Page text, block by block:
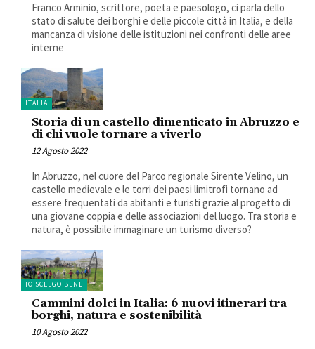
Franco Arminio, scrittore, poeta e paesologo, ci parla dello
stato di salute dei borghi e delle piccole città in Italia, e della
mancanza di visione delle istituzioni nei confronti delle aree
interne
ITALIA
Storia di un castello dimenticato in Abruzzo e
di chi vuole tornare a viverlo
12 Agosto 2022
In Abruzzo, nel cuore del Parco regionale Sirente Velino, un
castello medievale e le torri dei paesi limitrofi tornano ad
essere frequentati da abitanti e turisti grazie al progetto di
una giovane coppia e delle associazioni del luogo. Tra storia e
natura, è possibile immaginare un turismo diverso?
IO SCELGO BENE
Cammini dolci in Italia: 6 nuovi itinerari tra
borghi, natura e sostenibilità
10 Agosto 2022